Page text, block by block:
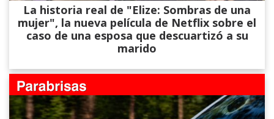
La historia real de "Elize: Sombras de una
mujer", la nueva película de Netflix sobre el
caso de una esposa que descuartizó a su
marido